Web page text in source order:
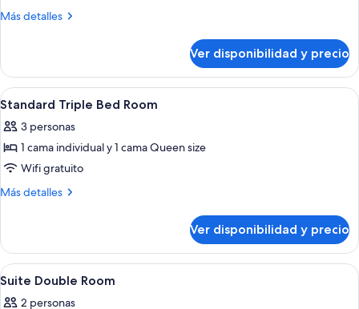
Más detalles
Más
doble
de
lujo
Ver disponibilidad y precio
Ver
todas
las
fotos
de
Standard
Room
Ropa de cama de alta calidad y
3
Standard Triple Bed Room
3 personas
1 cama individual y 1 cama Queen size
Wifi gratuito
Más detalles
Más
Triple
Bed
Room
Ver disponibilidad y precio
Ver
todas
Ropa de cama de alta calidad y
6
Suite Double Room
2 personas